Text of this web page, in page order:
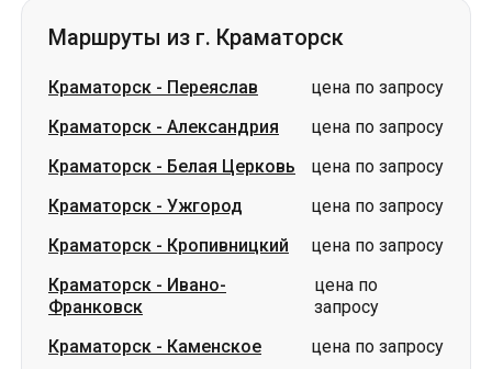
Маршруты из г. Краматорск
Краматорск - Переяслав
цена по запросу
Краматорск - Александрия
цена по запросу
Краматорск - Белая Церковь
цена по запросу
Краматорск - Ужгород
цена по запросу
Краматорск - Кропивницкий
цена по запросу
Краматорск - Ивано-
Франковск
цена по
запросу
Краматорск - Каменское
цена по запросу